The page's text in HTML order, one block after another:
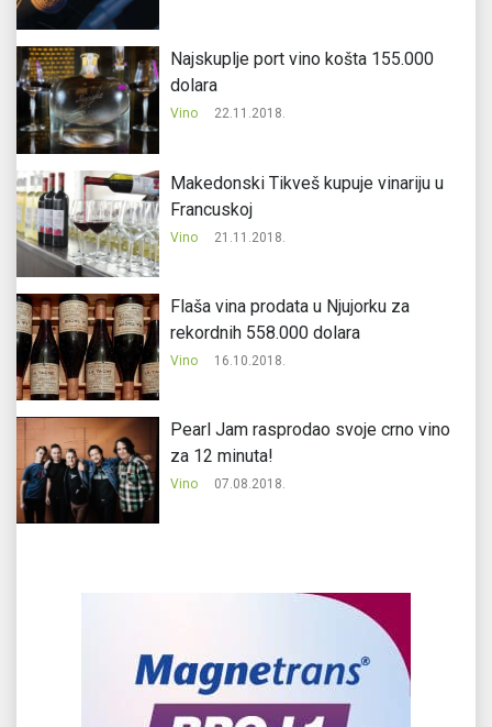
Najskuplje port vino košta 155.000
dolara
Vino 22.11.2018.
Makedonski Tikveš kupuje vinariju u
Francuskoj
Vino 21.11.2018.
Flaša vina prodata u Njujorku za
rekordnih 558.000 dolara
Vino 16.10.2018.
Pearl Jam rasprodao svoje crno vino
za 12 minuta!
Vino 07.08.2018.